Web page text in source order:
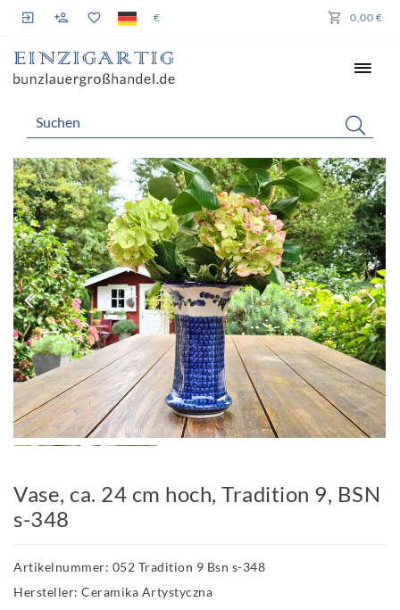
€ 0,00 €
Vase, ca. 24 cm hoch, Tradition 9, BSN
s-348
Artikelnummer: 052 Tradition 9 Bsn s-348
Hersteller: Ceramika Artystyczna